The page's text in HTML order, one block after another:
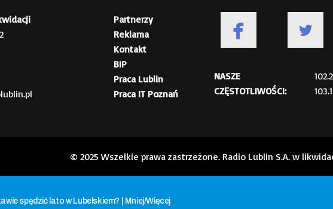
Partnerzy
Reklama
Kontakt
BIP
Praca Lublin
Praca IT Poznań
NASZE
CZĘSTOTLIWOŚCI:
© 2025 Wszelkie prawa zastrzeżone. Radio Lublin S.A. w
spędzić lato w Lubelskiem? | Mniej/Więcej